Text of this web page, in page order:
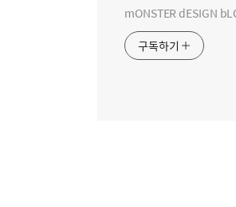
mONSTER dESIGN
구독하기